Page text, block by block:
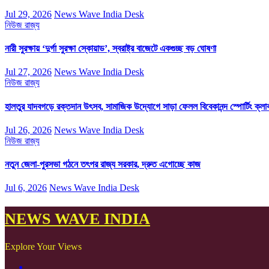
Jul 29, 2026 News Wave India Desk
নিউজ রাজ্য
নারী সুরক্ষায় ‘দুর্গা সুরক্ষা স্কোয়াড’, স্বরাষ্ট্র বাজেটে একগুচ্ছ বড় ঘোষণা
Jul 27, 2026 News Wave India Desk
নিউজ রাজ্য
হালতুর যাদবগড়ে রক্তদান উৎসব, সামাজিক উদ্যোগে সাড়া ফেলল বিবেকানন্দ স্পোর্টিং
Jul 26, 2026 News Wave India Desk
নিউজ রাজ্য
নতুন জেলা-পুরসভা গঠনে তৎপর রাজ্য সরকার, দ্রুত এগোচ্ছে কাজ
Jul 6, 2026 News Wave India Desk
NEWS WAVE INDIA
Explore Your Views